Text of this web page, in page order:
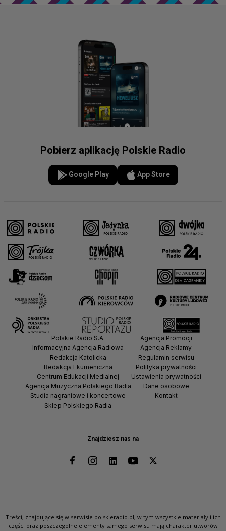
Pobierz aplikację Polskie Radio
Google Play App Store
Znajdziesz nas na
Polskie Radio S.A.
Informacyjna Agencja Radiowa
Redakcja Katolicka
Redakcja Ekumeniczna
Centrum Edukacji Medialnej
Agencja Muzyczna Polskiego Radia
Studia nagraniowe i koncertowe
Sklep Polskiego Radia
Agencja Promocji
Agencja Reklamy
Regulamin serwisu
Polityka prywatności
Ustawienia prywatności
Dane osobowe
Kontakt
Treści, znajdujące się w serwisie polskieradio.pl, w tym wszystkie materiały i ich
części oraz poszczególne elementy samego serwisu mają charakter utworów